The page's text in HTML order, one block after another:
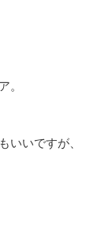
いですが、